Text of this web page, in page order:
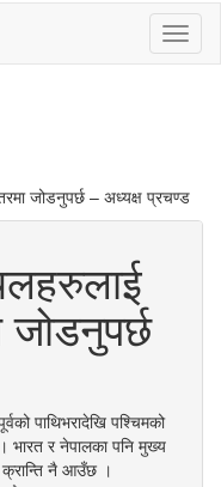
जोडनुपर्छ – अध्यक्ष प्रचण्ड
जोडनुपर्छ
पाथिभरादेखि पश्चिमको
भारत र नेपालका पनि मुख्य
क्रान्ति नै आउँछ ।